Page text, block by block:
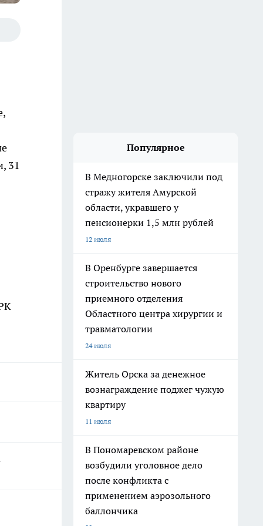
31
Популярное
В Медногорске заключили под
стражу жителя Амурской
области, укравшего у
пенсионерки 1,5 млн рублей
12 июля
В Оренбурге завершается
строительство нового
приемного отделения
Областного центра хирургии и
травматологии
24 июля
Житель Орска за денежное
вознаграждение поджег чужую
квартиру
11 июля
В Пономаревском районе
возбудили уголовное дело
после конфликта с
применением аэрозольного
баллончика